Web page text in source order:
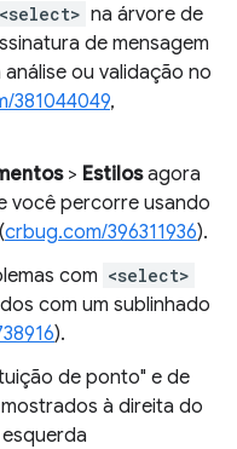
<select> na árvore de
de mensagem
ou validação no
381044049,
> Estilosagora
você percorre usando
crbug.com/396311936).
com <select>
com um sublinhado
).
de ponto" e de
à direita do